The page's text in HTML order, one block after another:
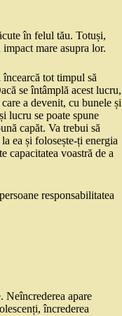
în felul tău. Totuși,
mare asupra lor.
tot timpul să
se întâmplă acest lucru,
a devenit, cu bunele și
lucru se poate spune
capăt. Va trebui să
ea și folosește-ți energia
capacitatea voastră de a
responsabilitatea
Neîncrederea apare
încrederea